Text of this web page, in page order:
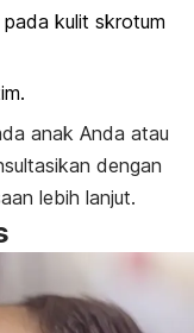
kulit skrotum
anak Anda atau
dengan
lebih lanjut.